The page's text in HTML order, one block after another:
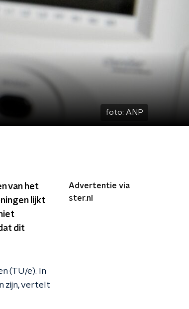
foto: ANP
van het
lijkt
dit
(TU/e). In
zijn, vertelt
Advertentie via
ster.nl